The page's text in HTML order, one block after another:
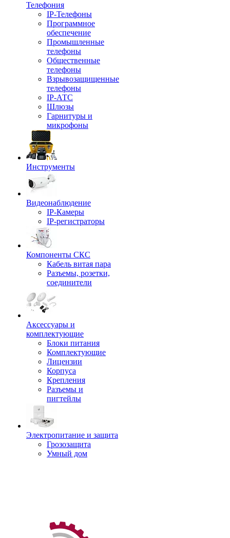
Телефония
IP-Телефоны
Программное
обеспечение
Промышленные
телефоны
Общественные
телефоны
Взрывозащищенные
телефоны
IP-АТС
Шлюзы
Гарнитуры и
микрофоны
Инструменты
Видеонаблюдение
IP-Камеры
IP-регистраторы
Компоненты СКС
Кабель витая пара
Разъемы, розетки,
соединители
Аксессуары и
комплектующие
Блоки питания
Комплектующие
Лицензии
Корпуса
Крепления
Разъемы и
пигтейлы
Электропитание и защита
Грозозащита
Умный дом